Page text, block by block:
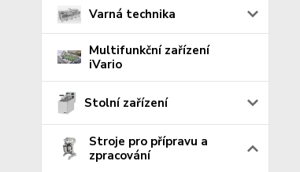
Varná technika
Multifunkční zařízení
iVario
Stolní zařízení
Stroje pro přípravu a
zpracování